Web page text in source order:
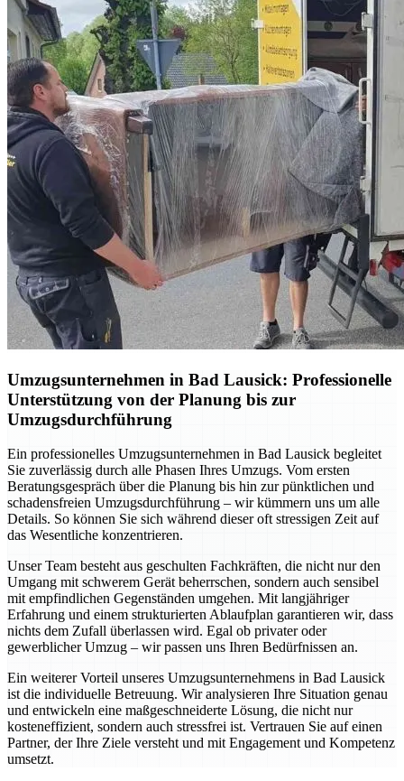
Umzugsunternehmen in Bad Lausick: Professionelle
Unterstützung von der Planung bis zur
Umzugsdurchführung
Ein professionelles Umzugsunternehmen in Bad Lausick begleitet
Sie zuverlässig durch alle Phasen Ihres Umzugs. Vom ersten
Beratungsgespräch über die Planung bis hin zur pünktlichen und
schadensfreien Umzugsdurchführung – wir kümmern uns um alle
Details. So können Sie sich während dieser oft stressigen Zeit auf
das Wesentliche konzentrieren.
Unser Team besteht aus geschulten Fachkräften, die nicht nur den
Umgang mit schwerem Gerät beherrschen, sondern auch sensibel
mit empfindlichen Gegenständen umgehen. Mit langjähriger
Erfahrung und einem strukturierten Ablaufplan garantieren wir, dass
nichts dem Zufall überlassen wird. Egal ob privater oder
gewerblicher Umzug – wir passen uns Ihren Bedürfnissen an.
Ein weiterer Vorteil unseres Umzugsunternehmens in Bad Lausick
ist die individuelle Betreuung. Wir analysieren Ihre Situation genau
und entwickeln eine maßgeschneiderte Lösung, die nicht nur
kosteneffizient, sondern auch stressfrei ist. Vertrauen Sie auf einen
Partner, der Ihre Ziele versteht und mit Engagement und Kompetenz
umsetzt.